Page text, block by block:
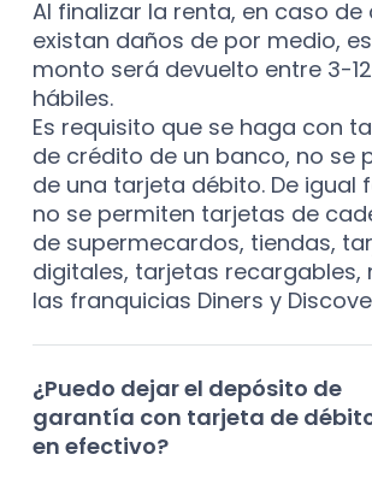
Al finalizar la renta, en caso de
existan daños de por medio,
monto será devuelto entre 3-
hábiles.
Es requisito que se haga con
de crédito de un banco, no se
de una tarjeta débito. De igual
no se permiten tarjetas de
de supermecardos, tiendas,
digitales, tarjetas recargables,
las franquicias Diners y
¿Puedo dejar el depósito de
garantía con tarjeta de
en efectivo?